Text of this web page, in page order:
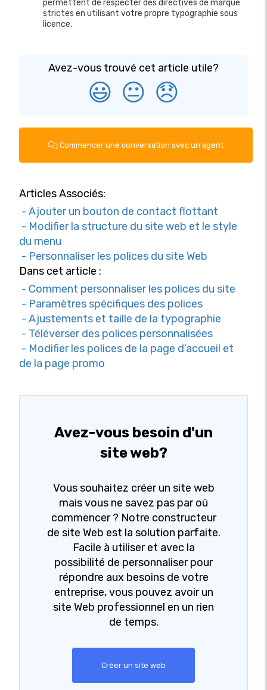
permettent de respecter des directives de marque
strictes en utilisant votre propre typographie sous
licence.
Avez-vous trouvé cet article utile?
😃 😐 😞
Commencer une conversation avec un agent
Articles Associés:
- Ajouter un bouton de contact flottant
- Modifier la structure du site web et le style
du menu
- Personnaliser les polices du site Web
Dans cet article :
- Comment personnaliser les polices du site
- Paramètres spécifiques des polices
- Ajustements et taille de la typographie
- Téléverser des polices personnalisées
- Modifier les polices de la page d’accueil et
de la page promo
Avez-vous besoin d'un
site web?
Vous souhaitez créer un site web
mais vous ne savez pas par où
commencer ? Notre constructeur
de site Web est la solution parfaite.
Facile à utiliser et avec la
possibilité de personnaliser pour
répondre aux besoins de votre
entreprise, vous pouvez avoir un
site Web professionnel en un rien
de temps.
Créer un site web